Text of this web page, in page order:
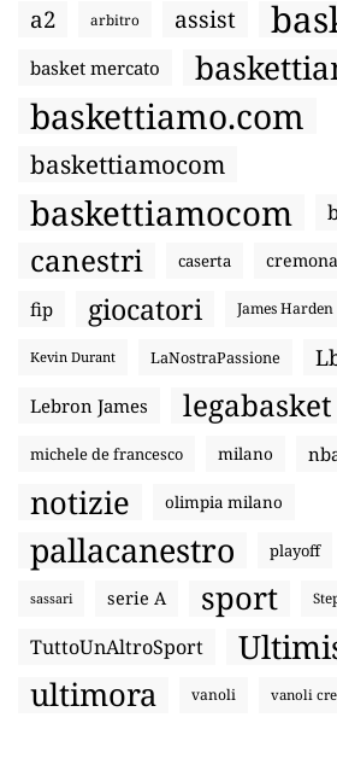
a2 arbitro assist
basket mercato
baskettiamo.com
baskettiamocom
baskettiamocom
canestri caserta cremona
fip giocatori James Harden
Kevin Durant LaNostraPassione
Lebron James legabasket
michele de francesco milano
notizie olimpia milano
pallacanestro playoff
sassari serie A sport
TuttoUnAltroSport
ultimora vanoli vanoli